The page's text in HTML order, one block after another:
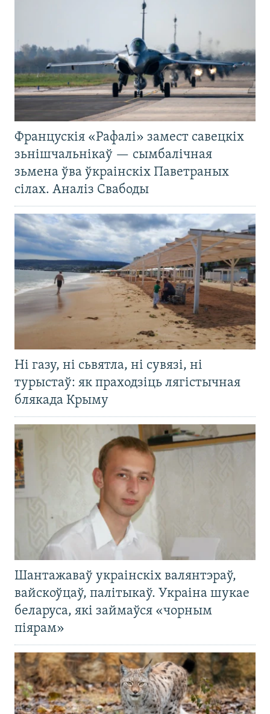
Францускія «Рафалі» замест савецкіх
зьнішчальнікаў — сымбалічная
зьмена ўва ўкраінскіх Паветраных
сілах. Аналіз Свабоды
Ні газу, ні сьвятла, ні сувязі, ні
турыстаў: як праходзіць лягістычная
блякада Крыму
Шантажаваў украінскіх валянтэраў,
вайскоўцаў, палітыкаў. Украіна шукае
беларуса, які займаўся «чорным
піярам»